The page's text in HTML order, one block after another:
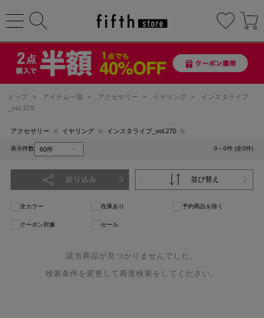
トップ > アイテム一覧 > アクセサリー > イヤリング >
インスタライブ
_vol.270
アクセサリー イヤリング インスタライブ_vol.270
表示件数 0～0件 (全0件)
絞り込み 並び替え
全カラー 在庫あり 予約商品を除く
クーポン対象 セール
該当商品が見つかりませんでした。
検索条件を変更して再度検索をしてください。